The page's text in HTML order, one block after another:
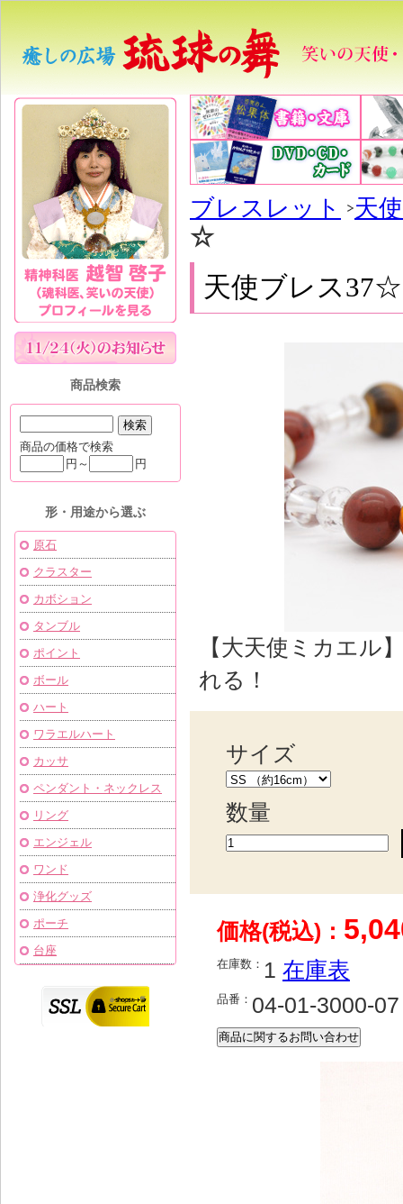
ブレスレット
天
☆
天使ブレス
【大天使ミカエル
れる！
サイズ
数量
価格(税込)：
在庫数： 1 在庫表
品番： 04-01-3000-07
商品検索
商品の価格で検索
円～
円
形・用途から選ぶ
原石
クラスター
カボション
タンブル
ポイント
ボール
ハート
ワラエルハート
カッサ
ペンダント・ネックレス
リング
エンジェル
ワンド
浄化グッズ
ポーチ
台座